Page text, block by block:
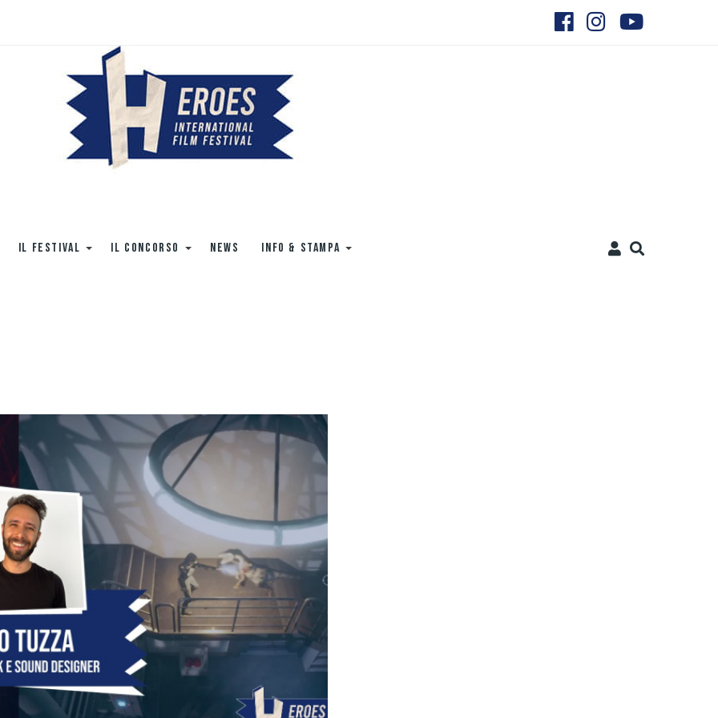
IL FESTIVAL IL CONCORSO NEWS INFO & STAMPA